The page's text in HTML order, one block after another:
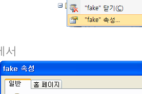
서